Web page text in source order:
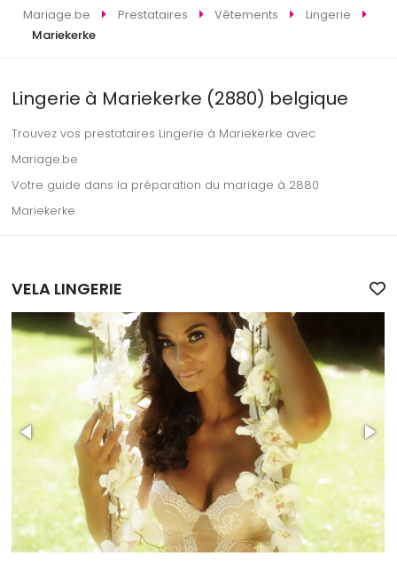
Mariage.be Prestataires Vêtements
Lingerie
Mariekerke
Lingerie à Mariekerke (2880) belgique
Trouvez vos prestataires Lingerie à Mariekerke avec
Mariage.be
Votre guide dans la préparation du mariage à 2880
Mariekerke
VELA LINGERIE